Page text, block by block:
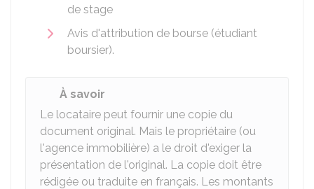
de stage
Avis d'attribution de bourse (étudiant
boursier).
À savoir
Le locataire peut fournir une copie du
document original. Mais le propriétaire (ou
l'agence immobilière) a le droit d'exiger la
présentation de l'original. La copie doit être
rédigée ou traduite en français. Les montants